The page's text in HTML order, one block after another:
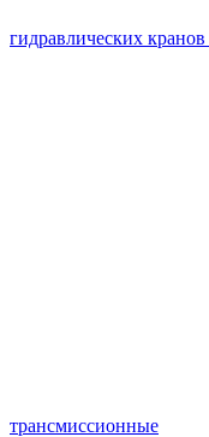
гидравлических кранов
трансмиссионные